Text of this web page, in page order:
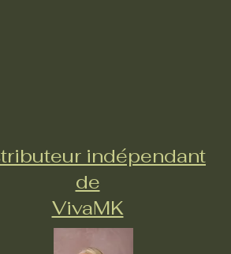
indépendant
de
VivaMK